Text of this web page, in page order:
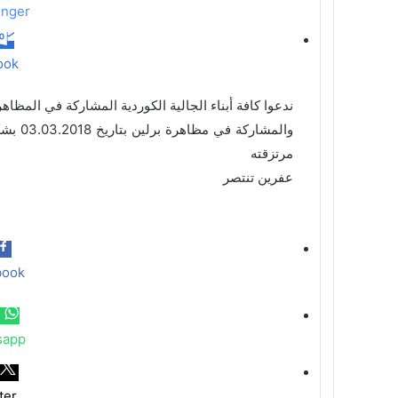
ندعوا كافة أبناء الجالية الكوردية المشاركة في
مرتزقته
عفرين تنتصر